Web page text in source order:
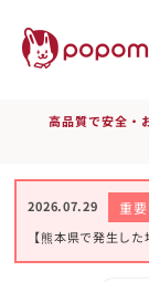
高品質で安全・
2026.07.29 重
【熊本県で発生し